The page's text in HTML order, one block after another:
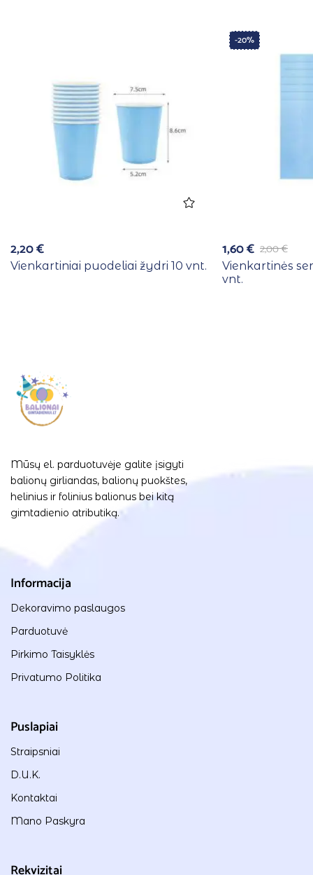
2,20€
Vienkartiniai puodeliai žydri 10 vnt.
-20%
2,00€
1,60€
Vienkartinės
vnt.
Mūsų el. parduotuvėje galite įsigyti
balionų girliandas, balionų puokštes,
helinius ir folinius balionus bei kitą
gimtadienio atributiką.
Informacija
Dekoravimo paslaugos
Parduotuvė
Pirkimo Taisyklės
Privatumo Politika
Puslapiai
Straipsniai
D.U.K.
Kontaktai
Mano Paskyra
Rekvizitai